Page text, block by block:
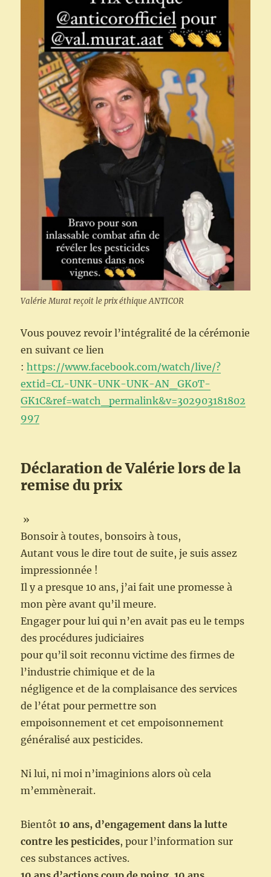
Valérie Murat reçoit le prix éthique ANTICOR
Vous pouvez revoir l’intégralité de la cérémonie
en suivant ce lien
:https://www.facebook.com/watch/live/?
extid=CL-UNK-UNK-UNK-AN_GK0T-
GK1C&ref=watch_permalink&v=302903181802
997
Déclaration de Valérie lors de la
remise du prix
»
Bonsoir à toutes, bonsoirs à tous,
Autant vous le dire tout de suite, je suis assez
impressionnée !
Il y a presque 10 ans, j’ai fait une promesse à
mon père avant qu’il meure.
Engager pour lui qui n’en avait pas eu le temps
des procédures judiciaires
pour qu’il soit reconnu victime des firmes de
l’industrie chimique et de la
négligence et de la complaisance des services
de l’état pour permettre son
empoisonnement et cet empoisonnement
généralisé aux pesticides.
Ni lui, ni moi n’imaginions alors où cela
m’emmènerait.
Bientôt10 ans, d’engagement dans la lutte
contre les pesticides, pour l’information sur
ces substances actives.